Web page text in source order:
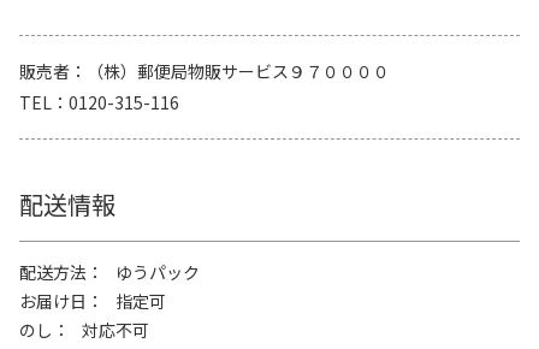
販売者
（株）郵便局物販サービス９７００００
TEL
0120-315-116
配送情報
配送方法
ゆうパック
お届け日
指定可
のし
対応不可